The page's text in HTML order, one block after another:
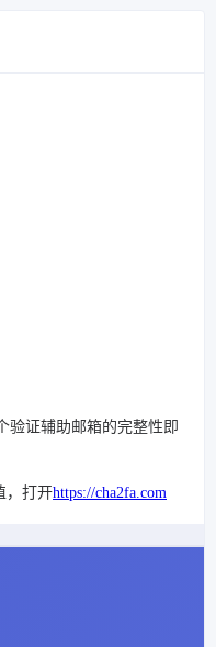
验证辅助邮箱的完整性即
，打开https://cha2fa.com